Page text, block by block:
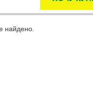
найдено.